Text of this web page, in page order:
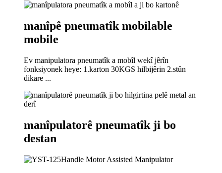
manîpê pneumatîk mobilable
mobile
Ev manipulatora pneumatîk a mobîl wekî jêrîn
fonksiyonek heye: 1.karton 30KGS hilbijêrin 2.stûn
dikare ...
manîpulatorê pneumatîk ji bo
destan